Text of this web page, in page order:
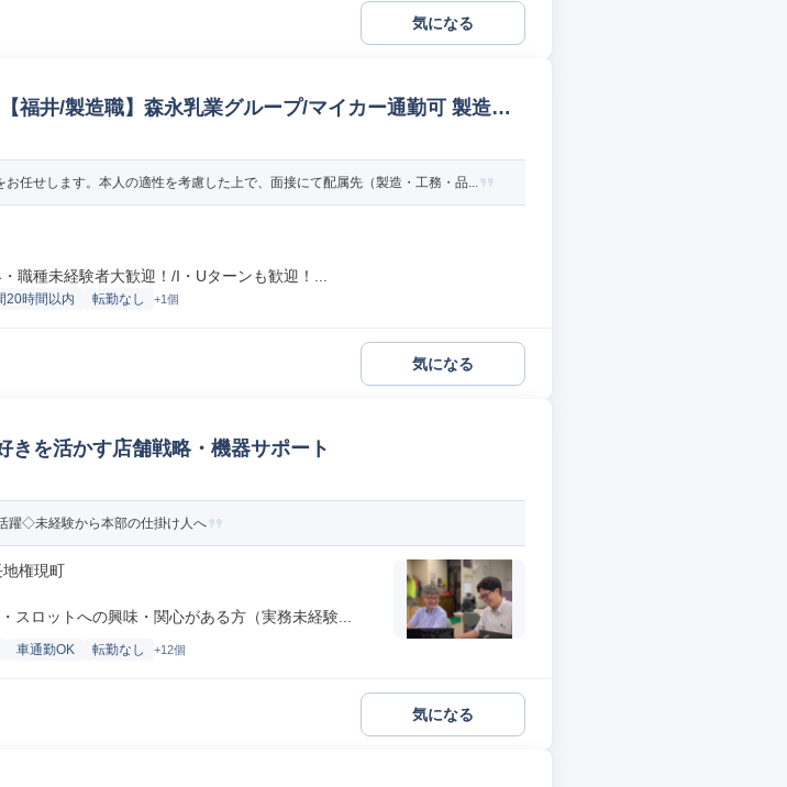
気になる
福井/製造職】森永乳業グループ/マイカー通勤可 製造オ
ジャー(食品/飲料/たばこ)
任せします。本人の適性を考慮した上で、面接にて配属先（製造・工務・品...
職種未経験者大歓迎！/I・Uターンも歓迎！...
20時間以内 転勤なし +1個
気になる
きを活かす店舗戦略・機器サポート
躍◇未経験から本部の仕掛け人へ
権現町
スロットへの興味・関心がある方（実務未経験...
車通勤OK 転勤なし +12個
気になる